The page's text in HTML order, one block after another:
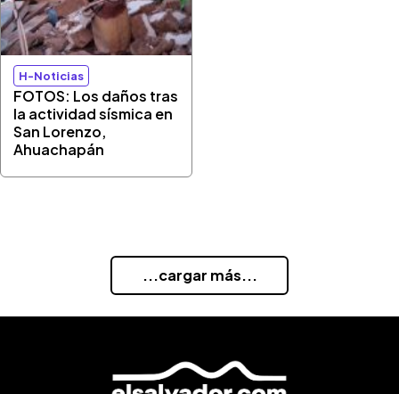
H-Noticias
FOTOS: Los daños tras
la actividad sísmica en
San Lorenzo,
Ahuachapán
...cargar más...